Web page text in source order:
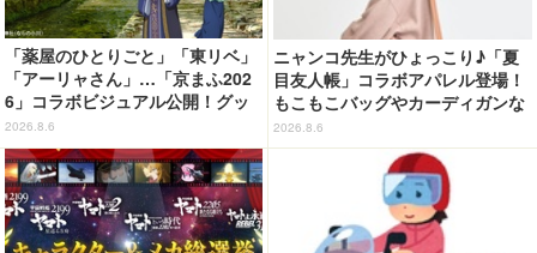
「薬屋のひとりごと」「東リベ」
「アーリャさん」…「京まふ202
6」コラボビジュアル公開！グッ
ズなどの最新情報も
2026.8.6
ニャンコ先生がひょっこり♪「夏
目友人帳」コラボアパレル登場！
もこもこバッグやカーディガンな
ど全8型
2026.8.6